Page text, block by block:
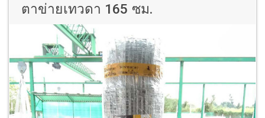
ตาข่ายเทวดา 165 ซม.